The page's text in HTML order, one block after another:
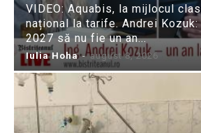
VIDEO: Aquabis, la mijlocul
național la tarife. Andrei Kozuk:
2027 să nu fie un an...
Iulia Hoha - august 8, 2026